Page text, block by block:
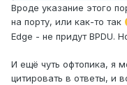
Вроде указание этого
на порту, или как-то так
Edge - не придут BPDU.
И ещё чуть офтопика, я
цитировать в ответы, и